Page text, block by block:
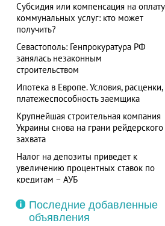
Субсидия или компенсация на оплату
коммунальных услуг: кто может
получить?
Севастополь: Генпрокуратура РФ
занялась незаконным
строительством
Ипотека в Европе. Условия, расценки,
платежеспособность заемщика
Крупнейшая строительная компания
Украины снова на грани рейдерского
захвата
Налог на депозиты приведет к
увеличению процентных ставок по
кредитам – АУБ
Последние добавленные
объявления